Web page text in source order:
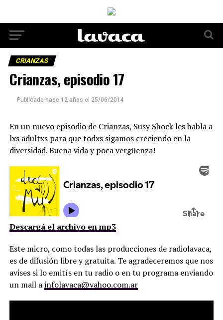
CRIANZAS
Crianzas, episodio 17
Publicada hace 12 años el 25/06/2014
En un nuevo episodio de Crianzas, Susy Shock les habla a
lxs adultxs para que todxs sigamos creciendo en la
diversidad. Buena vida y poca vergüenza!
Descargá el archivo en mp3
Este micro, como todas las producciones de radiolavaca,
es de difusión libre y gratuita. Te agradeceremos que nos
avises si lo emití­s en tu radio o en tu programa enviando
un mail ainfolavaca@yahoo.com.ar